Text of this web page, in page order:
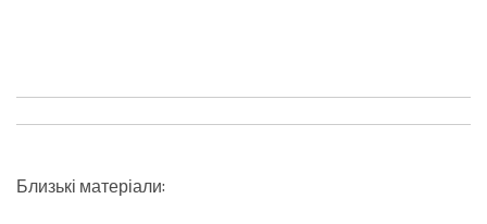
Близькі матеріали: